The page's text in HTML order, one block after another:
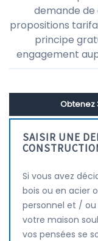
demande de
propositions
principe
engagement
Obtenez
SAISIR UNE
Si vous avez
bois ou en acier
personnel et /
votre maison
vos pensées se